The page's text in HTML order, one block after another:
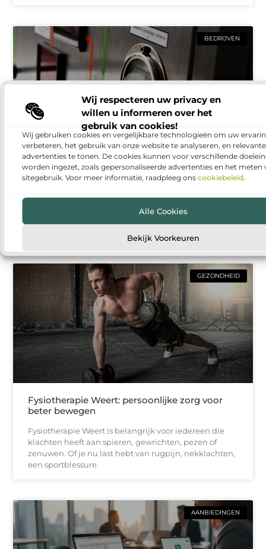
Wij respecteren uw privacy en
willen u informeren over het
gebruik van cookies!
Wij gebruiken cookies en vergelijkbare technologieën om uw
verbeteren, het gebruik van onze website te analyseren, en relevante
advertenties te tonen. De cookies kunnen voor verschillende
worden ingezet, zoals gepersonaliseerde advertenties en het meten
sitegebruik. Voor meer informatie, raadpleeg ons cookiebeleid.
Alle Cookies
Bekijk Voorkeuren
BEDRIJVEN
Warmtepomp installeren: duurzaam en
comfortabel wonen
de populairste oplossingen is een warmtepomp. Met
GEZONDHEID
Fysiotherapie Weert: persoonlijke zorg voor
beter bewegen
Fysiotherapie Weert is belangrijk voor iedereen die
klachten heeft aan spieren, gewrichten, pezen of
zenuwen. Of je nu last hebt van rugpijn, nekklachten,
een sportblessure
AANBIEDINGEN